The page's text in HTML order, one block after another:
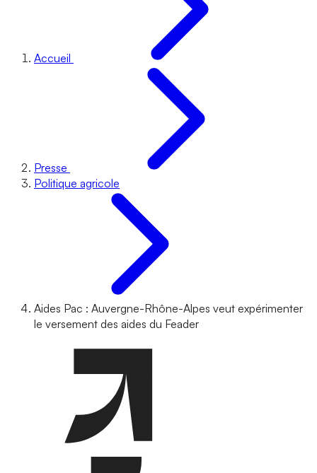
Accueil
Presse
Politique agricole
Aides Pac : Auvergne-Rhône-Alpes veut expérimenter
le versement des aides du Feader